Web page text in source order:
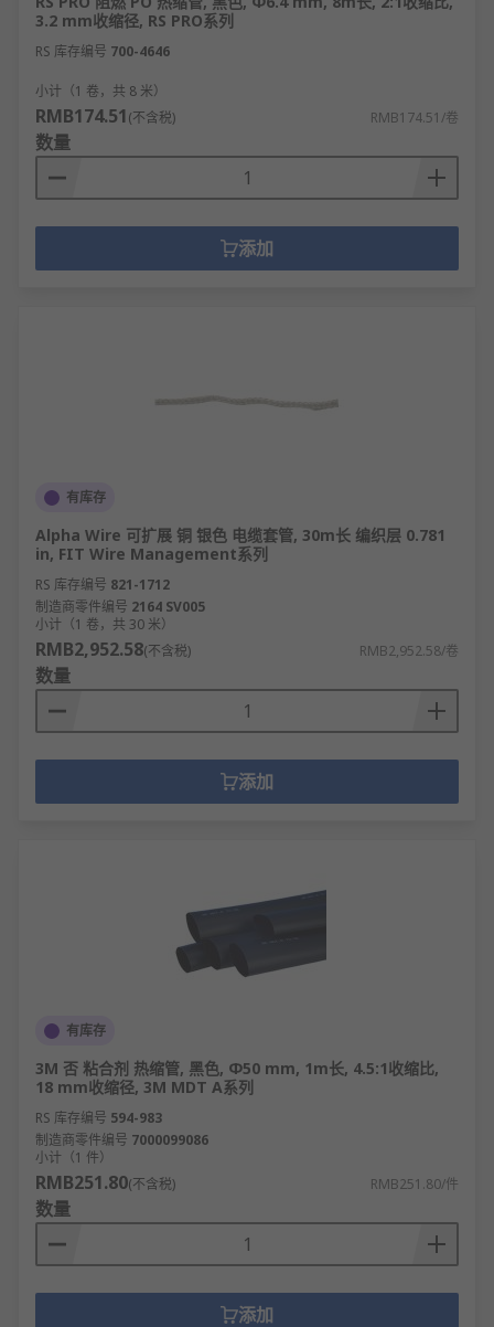
3.2 mm收缩径, RS PRO系列
RS 库存编号 700-4646
小计（1 卷，共 8 米）
RMB174.51(不含税) RMB174.51/卷
数量
添加
有库存
Alpha Wire 可扩展 铜 银色 电缆套管, 30m长 编织层 0.781
in, FIT Wire Management系列
RS 库存编号 821-1712
制造商零件编号 2164 SV005
小计（1 卷，共 30 米）
RMB2,952.58(不含税) RMB2,952.58/卷
数量
添加
有库存
3M 否 粘合剂 热缩管, 黑色, Φ50 mm, 1m长, 4.5:1收缩比,
18 mm收缩径, 3M MDT A系列
RS 库存编号 594-983
制造商零件编号 7000099086
小计（1 件）
RMB251.80(不含税) RMB251.80/件
数量
添加